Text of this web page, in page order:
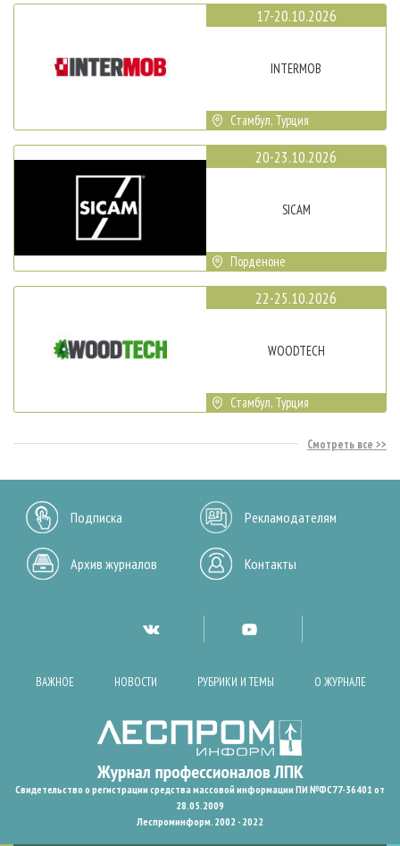
17-20.10.2026
INTERMOB
Стамбул, Турция
20-23.10.2026
SICAM
Порденоне
22-25.10.2026
WOODTECH
Стамбул, Турция
Смотреть все
Подписка Рекламодателям
Архив журналов Контакты
ВАЖНОЕ НОВОСТИ РУБРИКИ И ТЕМЫ О ЖУРНАЛЕ
Свидетельство о регистрации средства массовой информации ПИ №ФС77-36401 от
28.05.2009
Леспроминформ. 2002 - 2022